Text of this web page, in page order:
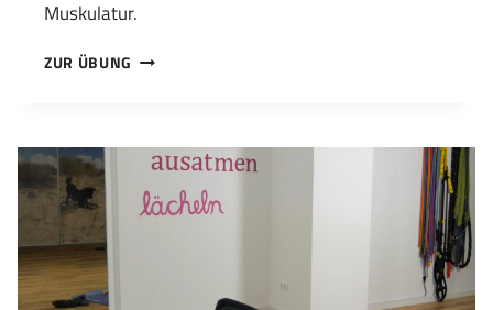
Muskulatur.
ZUR ÜBUNG SEITLICHER